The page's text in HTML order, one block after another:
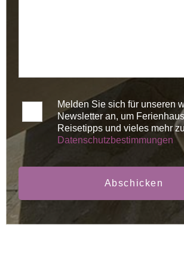
Melden Sie sich für unseren
Newsletter an, um
Reisetipps und vieles mehr
Datenschutzbestimmungen
Abschicken